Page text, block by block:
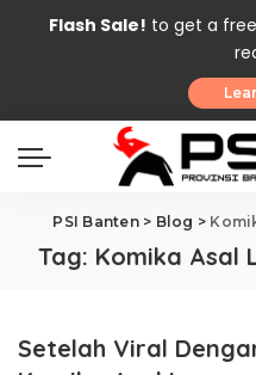
Flash Sale! to get a
PSI Banten> Blog >
Tag: Komika Asal
Setelah Viral